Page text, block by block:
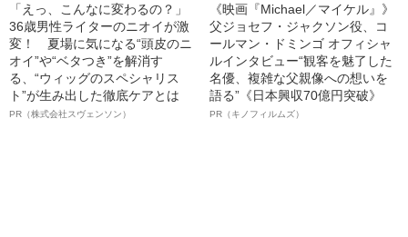
「えっ、こんなに変わるの？」
36歳男性ライターのニオイが激
変！ 夏場に気になる“頭皮のニ
オイ”や“ベタつき”を解消す
る、“ウィッグのスペシャリス
ト”が生み出した徹底ケアとは
PR（株式会社スヴェンソン）
《映画『Michael／マイケル』》
父ジョセフ・ジャクソン役、コ
ールマン・ドミンゴ オフィシャ
ルインタビュー“観客を魅了した
名優、複雑な父親像への想いを
語る”《日本興収70億円突破》
PR（キノフィルムズ）